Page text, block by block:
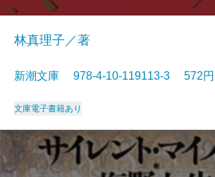
林真理子／著
新潮文庫 978-4-10-119113-3 572
文庫電子書籍あり